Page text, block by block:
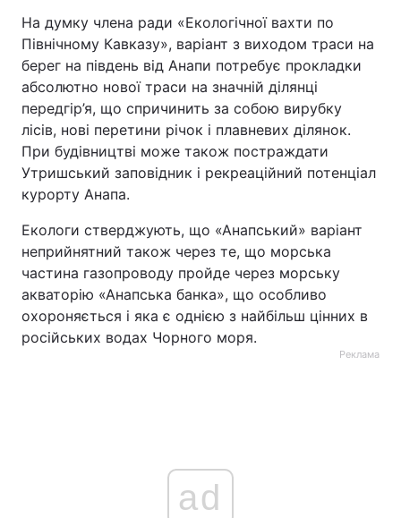
На думку члена ради «Екологічної вахти по
Північному Кавказу», варіант з виходом траси на
берег на південь від Анапи потребує прокладки
абсолютно нової траси на значній ділянці
передгір’я, що спричинить за собою вирубку
лісів, нові перетини річок і плавневих ділянок.
При будівництві може також постраждати
Утришський заповідник і рекреаційний потенціал
курорту Анапа.
Екологи стверджують, що «Анапський» варіант
неприйнятний також через те, що морська
частина газопроводу пройде через морську
акваторію «Анапська банка», що особливо
охороняється і яка є однією з найбільш цінних в
російських водах Чорного моря.
Реклама
ad